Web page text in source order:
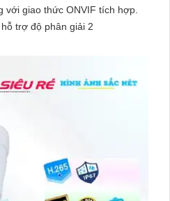
với giao thức ONVIF tích hợp.
trợ độ phân giải 2